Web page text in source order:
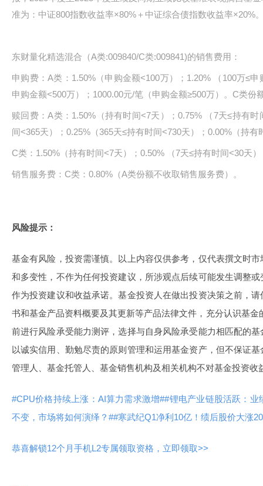
准为：中证800指数收益率×80%＋中证综合债指数收益率×20%
东财量化精选混合（A类:009840/C类:009841)的销售费用：
申购费：A类：1.50%（申购金额<100万）；1.20% （100万≤
申购金额<500万）；1000.00元/笔（申购金额≥500万）。C类份
赎回费：A类：1.50%（持有时间<7天）；0.75% （7天≤持有
间<365天）；0.25%（365天≤持有时间<730天）；0.00%（持有
C类：1.50%（持有时间<7天）；0.50% （7天≤持有时间<30天
销售服务费：C类：0.80%（A类份额不收取销售服务费）。
风险提示：
基金有风险，投资需谨慎。以上内容仅供参考，仅代表撰文时
和多变性，不作为任何投资建议，所涉观点后续可能发生调整
作为投资建议和收益承诺。基金投资人在做出投资决策之前，
书和基金产品资料概要及其更新等产品法律文件，充分认识基
前进行风险承受能力测评，选择与自身风险承受能力相匹配的
以诚实信用、勤勉尽责的原则管理和运用基金资产，但不保证
管理人、基金托管人、基金销售机构及相关机构不对基金投资收
#CPU价格持续上涨：AI算力需求激增##锂电产业链股活跃：业
不变，市场将如何演绎？##寒武纪Q1净利10亿！绩后股价大涨
恭喜解锁12个月手机L2专属领取资格，立即领取>>